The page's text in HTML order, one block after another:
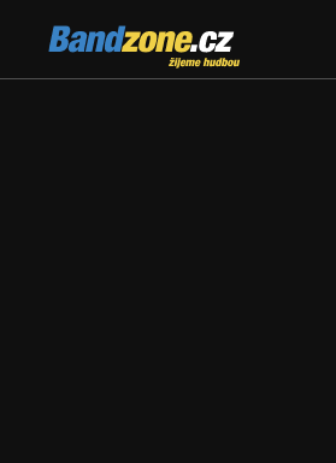
Bandzone.cz
žijeme hudbou